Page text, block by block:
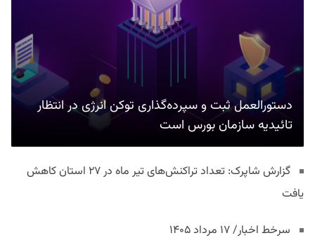
دستورالعمل ثبت و سپرده‌گذاری توکن انرژی در انتظار
تائیدیه سازمان بورس است
گزارش شاپرک: تعداد تراکنش‌های تیر ماه در ۲۷ استان‌ کاهش
یافت
سرخط اخبار/ ۱۷ مرداد ۱۴۰۵